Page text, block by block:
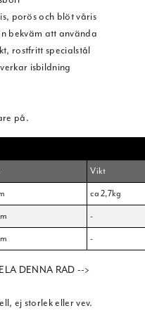
porös och blöt våris
bekväm att använda
rostfritt specialstål
isbildning
på.
Vikt
ca 2,7kg
-
-
DENNA RAD -->
ej storlek eller vev.